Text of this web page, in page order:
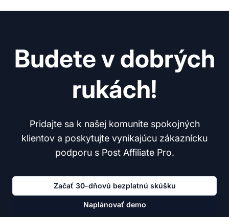
Budete v dobrých
rukách!
Pridajte sa k našej komunite spokojných
klientov a poskytujte vynikajúcu zákaznícku
podporu s Post Affiliate Pro.
Začať 30-dňovú bezplatnú skúšku
Naplánovať demo